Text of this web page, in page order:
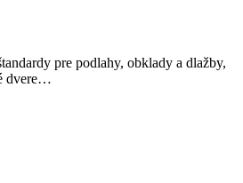
pre podlahy, obklady a dlažby,
dvere…